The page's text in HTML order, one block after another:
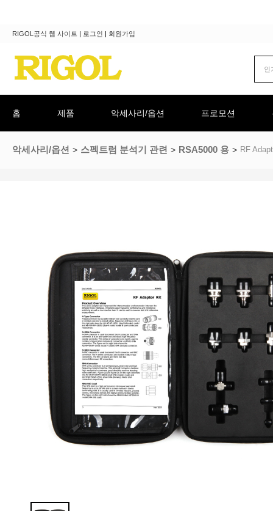
RIGOL공식 웹 사이트 | 로그인 | 회원가입
홈 제품 악세사리/옵션 프로모션
악세사리/옵션 스펙트럼 분석기 관련 RSA5000 용 RF